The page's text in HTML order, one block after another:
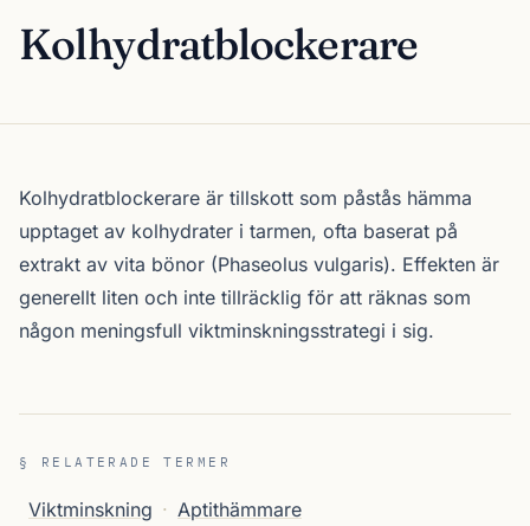
Kolhydratblockerare
Kolhydratblockerare är tillskott som påstås hämma
upptaget av kolhydrater i tarmen, ofta baserat på
extrakt av vita bönor (Phaseolus vulgaris). Effekten är
generellt liten och inte tillräcklig för att räknas som
någon meningsfull viktminskningsstrategi i sig.
§ RELATERADE TERMER
Viktminskning · Aptithämmare